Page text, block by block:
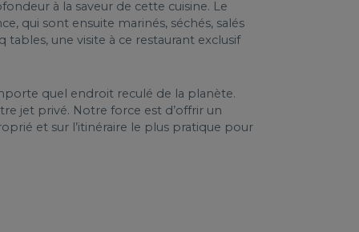
à la saveur de cette cuisine. Le
qui sont ensuite marinés, séchés, salés
tables, une visite à ce restaurant exclusif
quel endroit reculé de la planète.
jet privé. Notre force est d’offrir un
et sur l’itinéraire le plus pratique pour